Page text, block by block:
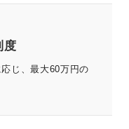
度
じ、最大60万円の